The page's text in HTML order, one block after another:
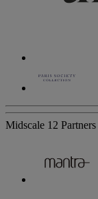
Midscale 12 Partners